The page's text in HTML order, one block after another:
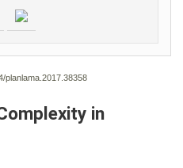
planlama.2017.38358
in